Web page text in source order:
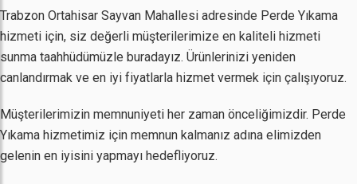
Trabzon Ortahisar Sayvan Mahallesi adresinde Perde Yıkama
hizmeti için, siz değerli müşterilerimize en kaliteli hizmeti
sunma taahhüdümüzle buradayız. Ürünlerinizi yeniden
canlandırmak ve en iyi fiyatlarla hizmet vermek için çalışıyoruz.
Müşterilerimizin memnuniyeti her zaman önceliğimizdir. Perde
Yıkama hizmetimiz için memnun kalmanız adına elimizden
gelenin en iyisini yapmayı hedefliyoruz.